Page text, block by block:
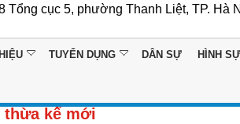
Tổng cục 5, phường Thanh Liệt, TP. Hà
TUYỂN DỤNG DÂN SỰ HÌNH SỰ
kế mới